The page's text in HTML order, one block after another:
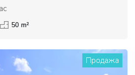
50 m²
Продажа